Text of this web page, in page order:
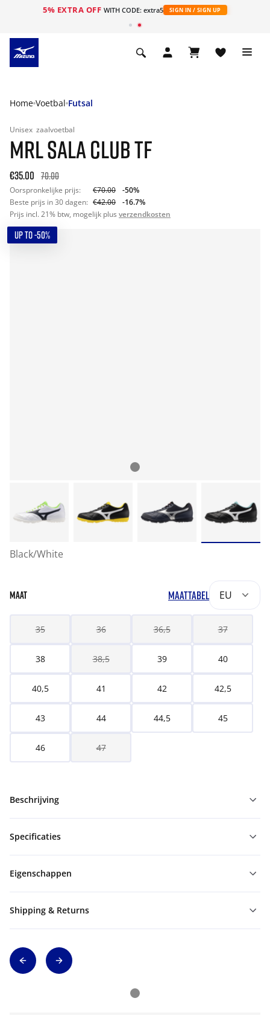
5% EXTRA OFF WITH CODE: extra5 SIGN IN / SIGN UP
Home Voetbal Futsal
Unisex zaalvoetbal
MRL SALA CLUB TF
€35.00 70.00
Oorspronkelijke prijs: €70.00
-50%
Beste prijs in 30 dagen: €42.00
-16.7%
Prijs incl. 21% btw, mogelijk plus verzendkosten
UP TO -50%
Black/White
MAAT MAATTABEL EU
35 36 36,5 37
38 38,5 39 40
40,5 41 42 42,5
43 44 44,5 45
46 47
Beschrijving
Specificaties
Eigenschappen
Shipping & Returns